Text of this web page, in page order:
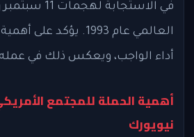
في الاستجابة
العالمي عام 1993. يؤكد
أداء الواجب، ويعكس ذلك في عمله
أهمية الحملة للمجتمع
نيويورك